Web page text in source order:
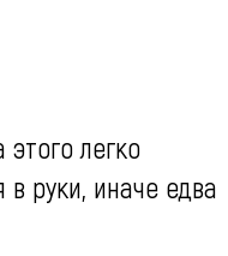
легко
руки, иначе едва